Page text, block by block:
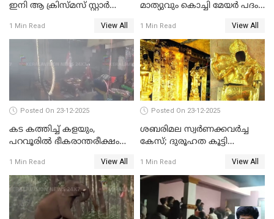
ഇനി ആ ക്രിസ്മസ് സ്റ്റാർ
വേണ്ടിയുള്ള
പിടിവലിക്കിടയിൽ
അപ്പൂപ്പനെതിരെ പോക്സോ
കേസ് ഒടുവിൽ 4 ജീവനുകൾ
പൊലിഞ്ഞു
1 Min Read View All
മാത്യുവും കൊച്ചി മേയർ പദം
മേയറാകില്ല
1 Min Read View All
Posted On 23-12-2025
കട കത്തിച്ച് കളയും,
പറവൂരില്‍ ഭീകരാന്തരീക്ഷം
1 Min Read View All
Posted On 23-12-2025
ശബരിമല സ്വര്‍ണക്കവര്‍ച്ച
കേസ്; ദുരൂഹത കൂട്ടി
1 Min Read View All